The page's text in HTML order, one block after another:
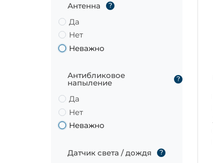
Антенна ?
Да
Нет
Неважно
Антибликовое
напыление ?
Да
Нет
Неважно
Датчик света / дождя ?